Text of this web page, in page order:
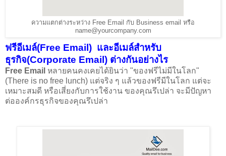
ความแตกต่างระหว่าง Free Email กับ Business email หรือ
name@yourcompany.com
ฟรีอีเมล์(Free Email) และอีเมล์สำหรับ
ธุรกิจ(Corporate Email) ต่างกันอย่างไร
Free Email หลายคนคงเคยได้ยินว่า "ของฟรีไม่มีในโลก"
(There is no free lunch) แต่จริง ๆ แล้วของฟรีมีในโลก แต่จะ
เหมาะสมดี หรือเสี่ยงกับการใช้งาน ของคุณรึเปล่า จะมีปัญหา
ต่อองค์กรธุรกิจของคุณรึเปล่า